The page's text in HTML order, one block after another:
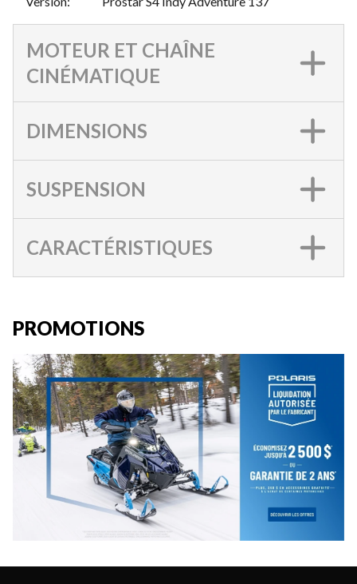
MOTEUR ET CHAÎNE
CINÉMATIQUE
DIMENSIONS
SUSPENSION
CARACTÉRISTIQUES
PROMOTIONS